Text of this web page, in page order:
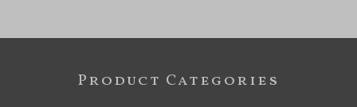
Product Categories